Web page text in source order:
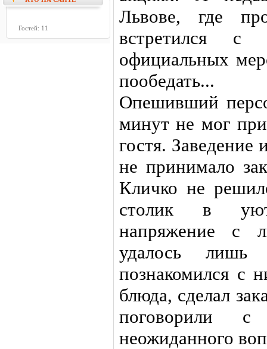
Гостей: 11
Львове, где
встретился с
официальных
пообедать...
Опешивший
минут не мог
гостя. Заведение
не принимало
Кличко не
столик в
напряжение с
удалось
познакомился с
блюда, сделал
поговорили
неожиданного